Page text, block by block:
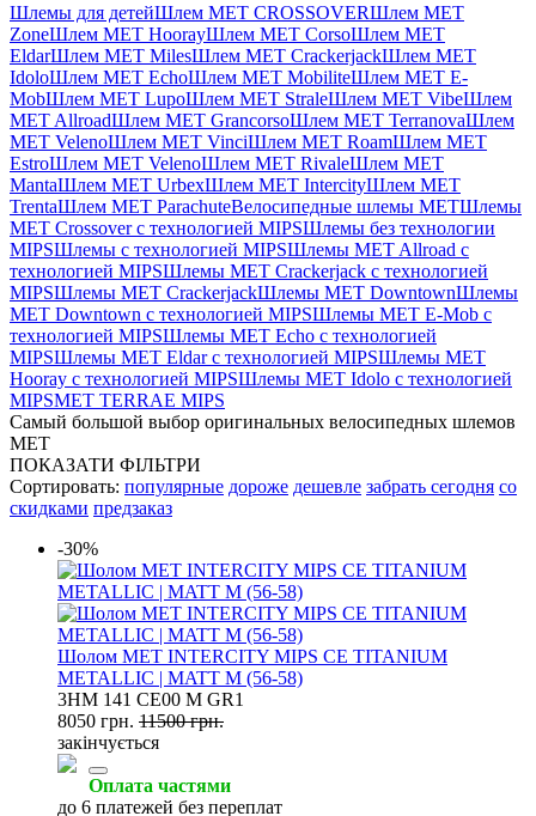
Шлемы для детейШлем MET CROSSOVERШлем MET
ZoneШлем MET HoorayШлем MET CorsoШлем MET
EldarШлем MET MilesШлем MET CrackerjackШлем MET
IdoloШлем MET EchoШлем MET MobiliteШлем MET E-
MobШлем MET LupoШлем MET StraleШлем MET VibeШлем
MET AllroadШлем MET GrancorsoШлем MET TerranovaШлем
MET VelenoШлем MET VinciШлем MET RoamШлем MET
EstroШлем MET VelenoШлем MET RivaleШлем MET
MantaШлем MET UrbexШлем MET IntercityШлем MET
TrentaШлем MET ParachuteВелосипедные шлемы METШлемы
MET Crossover с технологией MIPSШлемы без технологии
MIPSШлемы с технологией MIPSШлемы MET Allroad с
технологией MIPSШлемы MET Crackerjack с технологией
MIPSШлемы MET CrackerjackШлемы MET DowntownШлемы
MET Downtown с технологией MIPSШлемы MET E-Mob с
технологией MIPSШлемы MET Echo с технологией
MIPSШлемы MET Eldar с технологией MIPSШлемы MET
Hooray с технологией MIPSШлемы MET Idolo с технологией
MIPSMET TERRAE MIPS
Самый большой выбор оригинальных велосипедных шлемов
MET
ПОКАЗАТИ ФІЛЬТРИ
Сортировать: популярные дороже дешевле забрать сегодня со
скидками предзаказ
-30%
Шолом MET INTERCITY MIPS CE TITANIUM
METALLIC | MATT M (56-58)
3HM 141 CE00 M GR1
8050 грн. 11500 грн.
закінчується
Оплата частями
до 6 платежей без переплат